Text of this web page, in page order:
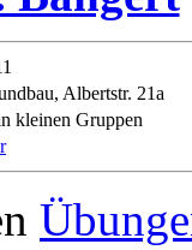
Albertstr. 21a
kleinen Gruppen